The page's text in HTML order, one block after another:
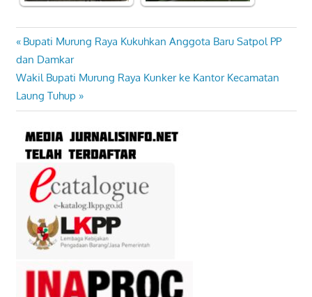
Navigasi
pos
Previous
Post:
Bupati Murung Raya Kukuhkan Anggota Baru Satpol PP
dan Damkar
Next
Post:
Wakil Bupati Murung Raya Kunker ke Kantor Kecamatan
Laung Tuhup